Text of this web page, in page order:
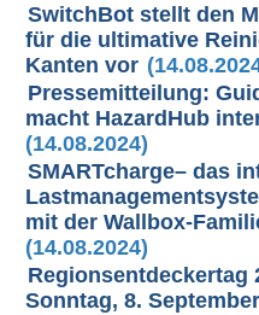
SwitchBot stellt den
für die ultimative
Kanten vor
Pressemitteilung:
macht HazardHub
(14.08.2024)
SMARTcharge– das
mit der Wallbox-
(14.08.2024)
Regionsentdeckertag
Sonntag, 8.